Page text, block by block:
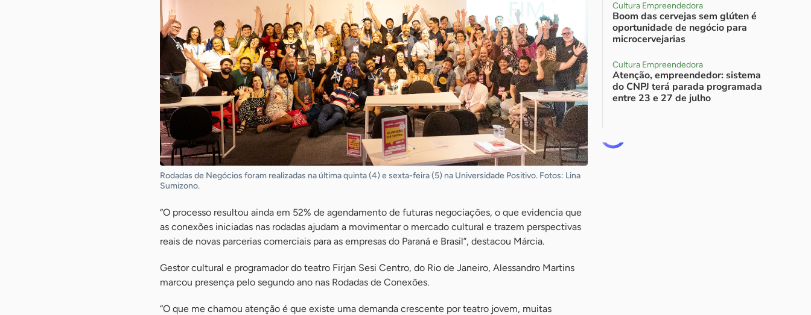
Rodadas de Negócios foram realizadas na última quinta (4) e sexta-feira (5) na Universidade Positivo. Fotos: Lina
Sumizono.
“O processo resultou ainda em 52% de agendamento de futuras negociações, o que evidencia que
as conexões iniciadas nas rodadas ajudam a movimentar o mercado cultural e trazem perspectivas
reais de novas parcerias comerciais para as empresas do Paraná e Brasil”, destacou Márcia.
Gestor cultural e programador do teatro Firjan Sesi Centro, do Rio de Janeiro, Alessandro Martins
marcou presença pelo segundo ano nas Rodadas de Conexões.
“O que me chamou atenção é que existe uma demanda crescente por teatro jovem, muitas
Cultura Empreendedora
Boom das cervejas sem glúten é
oportunidade de negócio para
microcervejarias
Cultura Empreendedora
Atenção, empreendedor: sistema
do CNPJ terá parada programada
entre 23 e 27 de julho